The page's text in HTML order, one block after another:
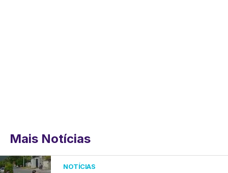
Mais Notícias
NOTÍCIAS